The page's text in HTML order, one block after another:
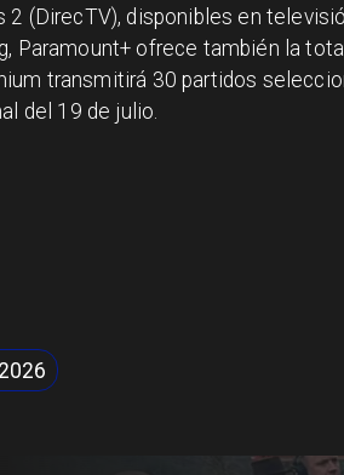
2 (DirecTV), disponibles en
Paramount+ ofrece también la
transmitirá 30 partidos
del 19 de julio.